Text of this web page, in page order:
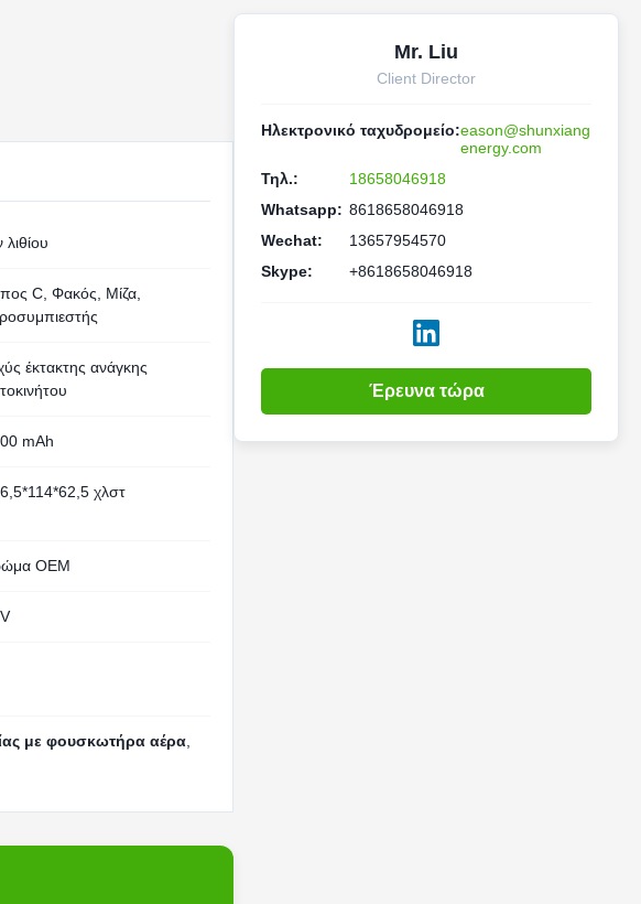
λιθίου
C, Φακός, Μίζα,
έκτακτης ανάγκης
mAh
χλστ
OEM
με φουσκωτήρα αέρα
Mr. Liu
Client Director
Ηλεκτρονικό ταχυδρομείο:eason@shunxiang
energy.com
Τηλ.:
18658046918
Whatsapp: 8618658046918
Wechat:
13657954570
Skype:
+8618658046918
Έρευνα τώρα